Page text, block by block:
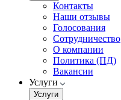
Контакты
Наши отзывы
Голосования
Сотрудничество
О компании
Политика (ПД)
Вакансии
Услуги
Услуги